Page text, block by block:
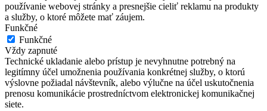
používanie webovej stránky a presnejšie cieliť reklamu na produkty
a služby, o ktoré môžete mať záujem.
Funkčné
Funkčné
Vždy zapnuté
Technické ukladanie alebo prístup je nevyhnutne potrebný na
legitímny účel umožnenia používania konkrétnej služby, o ktorú
výslovne požiadal návštevník, alebo výlučne na účel uskutočnenia
prenosu komunikácie prostredníctvom elektronickej komunikačnej
siete.